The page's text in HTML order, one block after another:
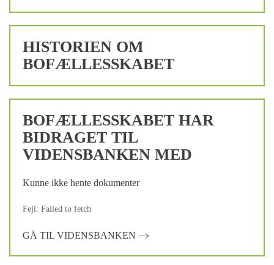
HISTORIEN OM
BOFÆLLESSKABET
BOFÆLLESSKABET HAR
BIDRAGET TIL
VIDENSBANKEN MED
Kunne ikke hente dokumenter
Fejl: Failed to fetch
GÅ TIL VIDENSBANKEN